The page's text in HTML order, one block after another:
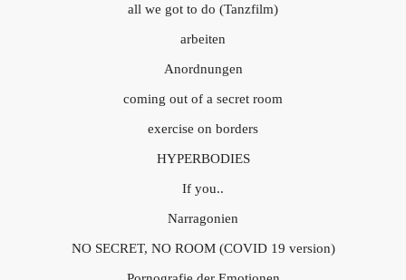
all we got to do (Tanzfilm)
arbeiten
Anordnungen
coming out of a secret room
exercise on borders
HYPERBODIES
If you..
Narragonien
NO SECRET, NO ROOM (COVID 19 version)